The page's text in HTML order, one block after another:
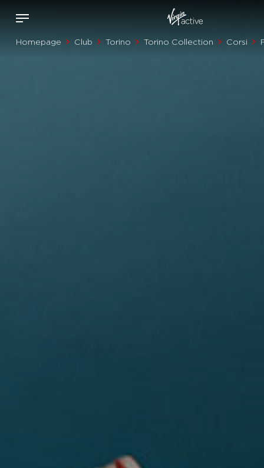
Homepage Club Torino Torino Collection Corsi